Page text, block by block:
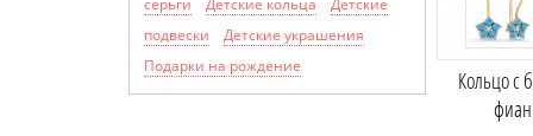
серьги
Детские кольца
Детские
подвески
Детские украшения
Подарки на рождение
Кольцо с